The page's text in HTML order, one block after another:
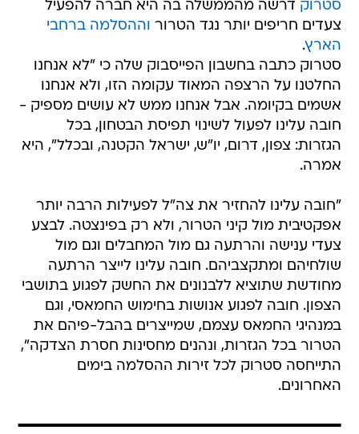
סטרוק דרשה מהממשלה בה היא חברה להפעיל
צעדים חריפים יותר נגד הטרור וההסלמה ברחבי
הארץ.
סטרוק כתבה בחשבון הפייסבוק שלה כי "לא אנחנו
החלטנו על הרצפה המאוד עקומה הזו, ולא אנחנו
אשמים בקיומה. אבל אנחנו ממש לא עושים מספיק -
חובה עלינו לפעול לשינוי תפיסת הבטחון, בכל
הגזרות: צפון, דרום, יו"ש, ישראל הקטנה, ובכלל", היא
אמרה.
"חובה עלינו להחזיר את צה"ל לפעילות הרבה יותר
אפקטיבית מול קיני הטרור, ולא רק בפינצטה. לבצע
צעדי ענישה והרתעה גם מול המחבלים וגם מול
שולחיהם ומתקצביהם. חובה עלינו לייצר הרתעה
מחודשת שתוציא ללבנונים את החשק לפגוע בתושבי
הצפון. חובה לפגוע אנושות בחימוש החמאסי, וגם
במנהיגי החמאס עצמם, שמייצרים בהבל-פיהם את
הטרור בכל הגזרות, ונהנים מחסינות חסרת הצדקה",
התייחסה סטרוק לכל זירות ההסלמה בימים
האחרונים.